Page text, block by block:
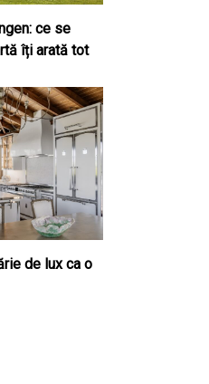
ce se
îți arată tot
de lux ca o